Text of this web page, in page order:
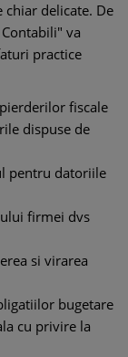
delicate. De
va
practice
fiscale
dispuse de
pentru datoriile
firmei dvs
si virarea
bugetare
cu privire la